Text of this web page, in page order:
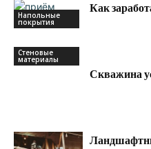
Напольные
покрытия
Как
Стеновые
материалы
Скважина